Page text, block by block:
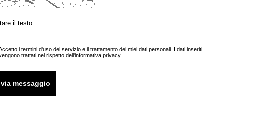
il testo:
i termini d'uso del servizio e il trattamento dei miei dati personali . I dati inseriti
trattati nel rispetto dell'informativa privacy.